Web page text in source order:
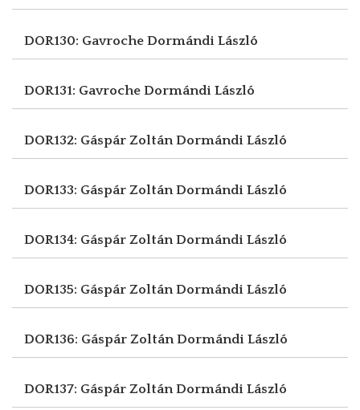
DOR130: Gavroche Dormándi László
DOR131: Gavroche Dormándi László
DOR132: Gáspár ZoltánDormándi László
DOR133: Gáspár ZoltánDormándi László
DOR134: Gáspár ZoltánDormándi László
DOR135: Gáspár ZoltánDormándi László
DOR136: Gáspár ZoltánDormándi László
DOR137: Gáspár ZoltánDormándi László